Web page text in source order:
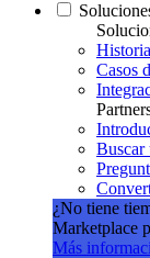
Casos
Buscar
¿No tiene
Marketplace
Más